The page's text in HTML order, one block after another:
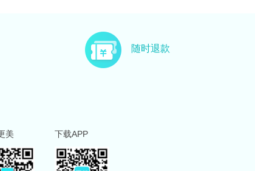
随时退款
美 下载APP